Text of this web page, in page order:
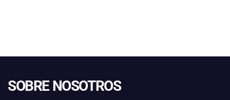
SOBRE NOSOTROS